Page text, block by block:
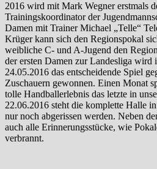
2016 wird mit Mark Wegner erstmals
Trainingskoordinator der
Damen mit Trainer Michael „Telle“
Krüger kann sich den Regionspokal
weibliche C- und A-Jugend den
der ersten Damen zur Landesliga wird
24.05.2016 das entscheidende Spiel
Zuschauern gewonnen. Einen Monat
tolle Handballerlebnis das letzte in
22.06.2016 steht die komplette Halle
nur noch abgerissen werden. Neben
auch alle Erinnerungsstücke, wie
verbrannt.